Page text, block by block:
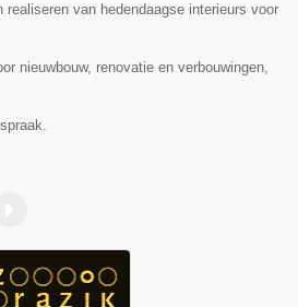
realiseren van hedendaagse interieurs voor
nieuwbouw, renovatie en verbouwingen,